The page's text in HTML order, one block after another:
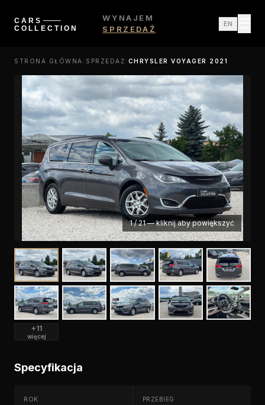
WYNAJEM
SPRZEDAŻ
EN
STRONA GŁÓWNA SPRZEDAŻ CHRYSLER VOYAGER 2021
1/21—kliknij aby powiększyć
+11
więcej
Specyfikacja
ROK PRZEBIEG